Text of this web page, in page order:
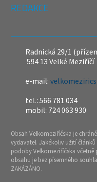
REDAKCE
Radnická 29/1
594 13 Velké Meziříčí
e-mail:
tel.: 566 781 034
mobil: 724 063 930
Obsah Velkomeziříčska je
vydavatel. Jakékoliv užití
podoby Velkomeziříčska
obsahu je bez písemného
ZAKÁZÁNO.